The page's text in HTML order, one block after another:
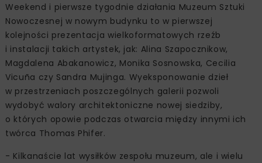
Weekend i pierwsze tygodnie działania Muzeum Sztuki
Nowoczesnej w nowym budynku to w pierwszej
kolejności prezentacja wielkoformatowych rzeźb
i instalacji takich artystek, jak: Alina Szapocznikow,
Magdalena Abakanowicz, Monika Sosnowska, Cecilia
Vicuña czy Sandra Mujinga. Wyeksponowanie dzieł
w przestrzeniach poszczególnych galerii pozwoli
wydobyć walory architektoniczne nowej siedziby,
o których opowie podczas otwarcia między innymi ich
twórca Thomas Phifer.
- Kilkanaście lat wysiłków zespołu muzeum, ale i wielu